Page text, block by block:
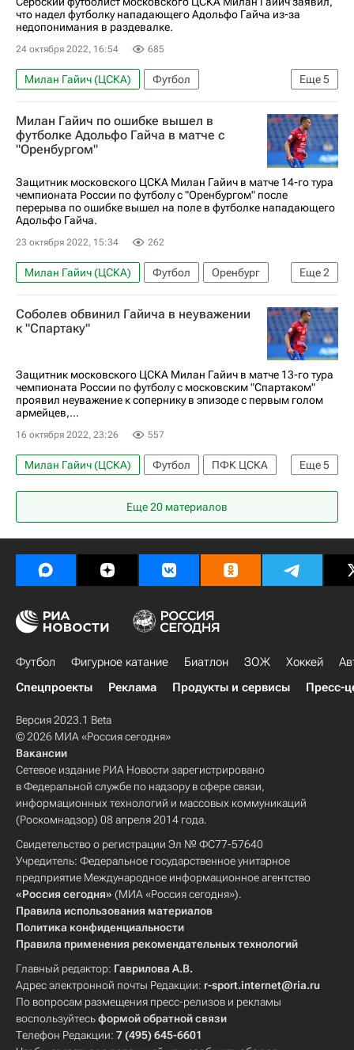
что надел футболку нападающего Адольфо Гайча из-за
недопонимания в раздевалке.
24 октября 2022, 16:54 685
Еще5
Милан Гайич (ЦСКА)
Футбол
Адольфо Гайч
Оренбург
ПФК ЦСКА
РПЛ 2026-2027 (Чемпионат России по футболу)
Владислав Безбородов
Милан Гайич по ошибке вышел в
футболке Адольфо Гайча в матче с
"Оренбургом"
Защитник московского ЦСКА Милан Гайич в матче 14-го тура
чемпионата России по футболу с "Оренбургом" после
перерыва по ошибке вышел на поле в футболке нападающего
Адольфо Гайча.
23 октября 2022, 15:34 262
Еще2
Милан Гайич (ЦСКА) Футбол
Оренбург
Адольфо Гайч
РПЛ 2026-2027 (Чемпионат России по футболу)
Соболев обвинил Гайича в неуважении
к "Спартаку"
Защитник московского ЦСКА Милан Гайич в матче 13-го тура
чемпионата России по футболу с московским "Спартаком"
проявил неуважение к сопернику в эпизоде с первым голом
армейцев,...
16 октября 2022, 23:26 557
Еще5
Милан Гайич (ЦСКА) Футбол
ПФК ЦСКА
Милан Гайич
РПЛ 2026-2027 (Чемпионат России по футболу)
Спартак Москва
Роман Зобнин
Александр Соболев
Еще 20 материалов
Футбол Фигурное катание Биатлон ЗОЖ Хоккей
Спецпроекты
Реклама Продукты и сервисы Пресс-
Версия 2023.1 Beta
© 2026 МИА «Россия сегодня»
Вакансии
Сетевое издание РИА Новости зарегистрировано
в Федеральной службе по надзору в сфере связи,
информационных технологий и массовых коммуникаций
(Роскомнадзор) 08 апреля 2014 года.
Свидетельство о регистрации Эл № ФС77-57640
Учредитель: Федеральное государственное унитарное
предприятие Международное информационное агентство
«Россия сегодня» (МИА «Россия сегодня»).
Правила использования материалов
Политика конфиденциальности
Правила применения рекомендательных технологий
Главный редактор: Гаврилова А.В.
Адрес электронной почты Редакции: r-sport.internet@ria.ru
По вопросам размещения пресс-релизов и рекламы
воспользуйтесьформой обратной связи
Телефон Редакции: 7 (495) 645-6601